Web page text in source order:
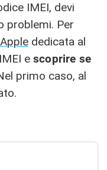
IMEI, devi
problemi. Per
dedicata al
e scoprire se
primo caso, al